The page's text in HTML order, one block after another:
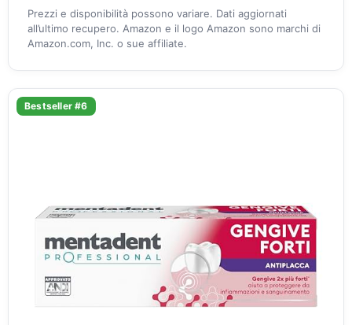
Prezzi e disponibilità possono variare. Dati aggiornati
all’ultimo recupero. Amazon e il logo Amazon sono marchi di
Amazon.com, Inc. o sue affiliate.
Bestseller #6